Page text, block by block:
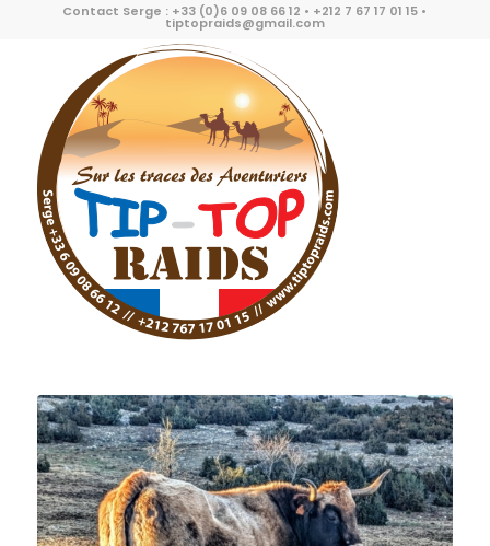
Contact Serge : +33 (0)6 09 08 66 12 • +212 7 67 17 01 15 •
tiptopraids@gmail.com